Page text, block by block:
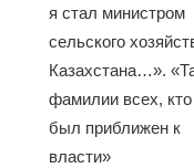
я стал министром
сельского
Казахстана…».
фамилии всех, кто
был приближен к
власти»